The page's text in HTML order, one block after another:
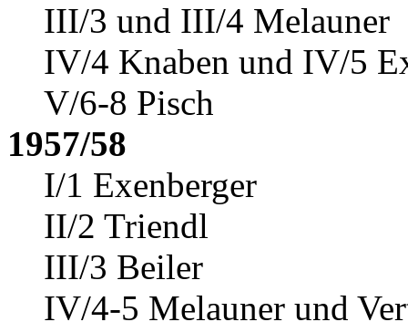
III/3 und III/4 Melauner
IV/4 Knaben und IV/5
V/6-8 Pisch
1957/58
I/1 Exenberger
II/2 Triendl
III/3 Beiler
IV/4-5 Melauner und